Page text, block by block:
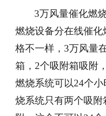
3万风量催化燃
燃烧设备分在线催
格不一样，3万风量
箱，2个吸附箱吸附
燃烧系统可以24个
烧系统只有两个吸